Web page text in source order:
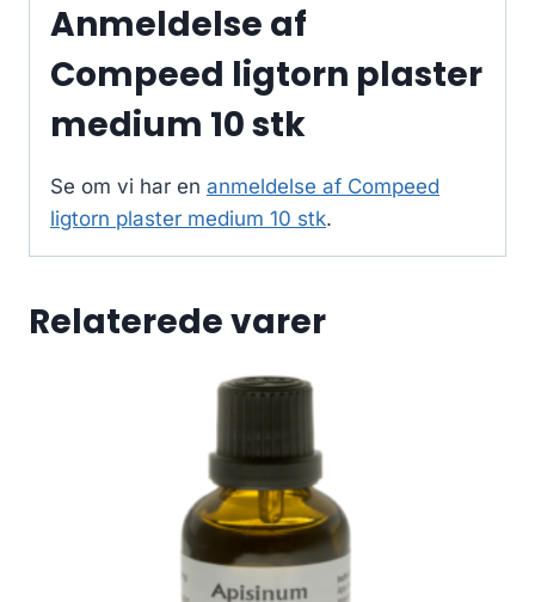
Anmeldelse af
Compeed ligtorn plaster
medium 10 stk
Se om vi har en anmeldelse af Compeed
ligtorn plaster medium 10 stk.
Relaterede varer